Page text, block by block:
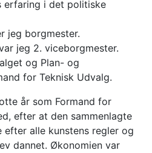
erfaring i det politiske
jeg borgmester.
jeg 2. viceborgmester.
og Plan- og
for Teknisk Udvalg.
år som Formand for
efter at den sammenlagte
efter alle kunstens regler og
dannet. Økonomien var